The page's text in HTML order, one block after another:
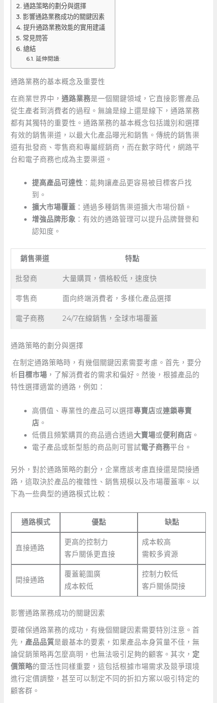
通路策略的劃分與選擇
影響通路業務成功的關鍵因素
提升通路業務效能的實用建議
常見問答
總結
延伸閱讀:
通路業務的基本概念及重要性
在商業世界中，通路業務是一個關鍵領域，它直接影響產品
從生產者到消費者的過程。無論是線上還是線下，通路業務
都有其獨特的重要性。通路業務的基本概念包括識別和選擇
有效的銷售渠道，以最大化產品曝光和銷售。傳統的銷售渠
道有批發商、零售商和專屬經銷商，而在數字時代，網路平
台和電子商務也成為主要渠道。
提高產品可達性 ：能夠讓產品更容易被目標客戶找
到。
擴大市場覆蓋 ：通過多種銷售渠道擴大市場份額。
增強品牌形象 ：有效的通路管理可以提升品牌聲譽和
認知度。
銷售渠道 特點
批發商 大量購買，價格較低，速度快
零售商 面向終端消費者，多樣化產品選擇
電子商務 24/7在線銷售，全球市場覆蓋
通路策略的劃分與選擇
⁢‌ ‍在制定通路策略時，有幾個關鍵因素需要考慮。首先，要分
析 目標市場 ，了解消費者的需求和偏好。然後，根據產品的
特性選擇適當的通路，例如：
高價值、專業性的產品可以選擇專賣店或連鎖專賣
店 。
低價且頻繁購買的商品適合透過大賣場或便利商店 。
電子產品或新型態的商品則可嘗試電子商務平台。
另外，對於通路策略的劃分，企業應該考慮直接還是間接通
路，這取決於產品的複雜性、銷售規模以及市場覆蓋率。以
下為一些典型的通路模式比較：
通路模式 優點 缺點
直接通路
更高的控制力
客戶關係更直接
成本較高
需較多資源
間接通路
覆蓋範圍廣
成本較低
控制力較低
客戶關係間接
影響通路業務成功的關鍵因素
要確保通路業務的成功，有幾個關鍵因素需要特別注意。首
先， 產品品質是最基本的要素，如果產品本身質量不佳，無
論促銷策略再怎麼高明，也無法吸引足夠的顧客。其次， 定
價策略的靈活性同樣重要，這包括根據市場需求及競爭環境
進行定價調整，甚至可以制定不同的折扣方案以吸引特定的
顧客群。